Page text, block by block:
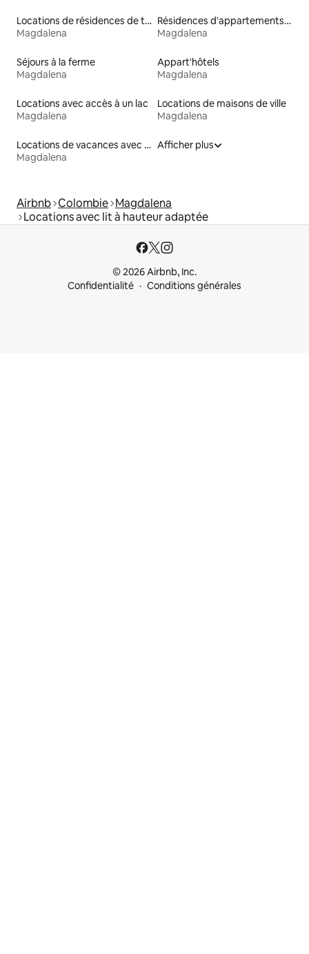
Locations de résidences de tourisme
Magdalena
Résidences d'appartements en location
Magdalena
Séjours à la ferme
Magdalena
Appart'hôtels
Magdalena
Locations avec accès à un lac
Magdalena
Locations de maisons de ville
Magdalena
Locations de vacances avec piscine
Magdalena
Afficher plus
Airbnb Colombie Magdalena
Locations avec lit à hauteur adaptée
© 2026 Airbnb, Inc.
Confidentialité
Conditions générales